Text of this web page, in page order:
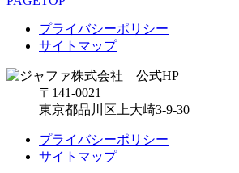
プライバシーポリシー
サイトマップ
〒141-0021
東京都品川区上大崎3-9-30
プライバシーポリシー
サイトマップ